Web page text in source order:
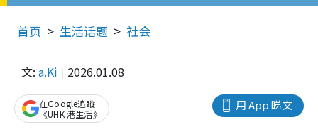
首页 生活话题 社会
文: a.Ki 2026.01.08
用 App 睇文
在Google追蹤
《UHK 港生活》